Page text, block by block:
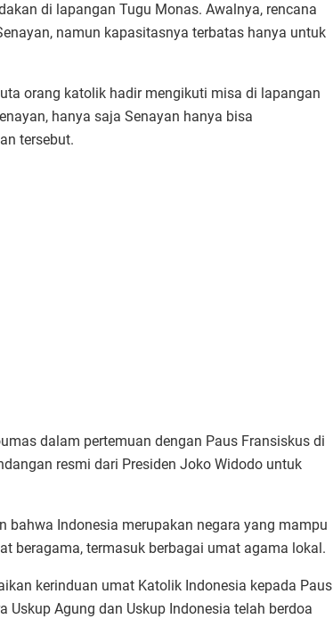
di lapangan Tugu Monas. Awalnya, rencana
namun kapasitasnya terbatas hanya untuk
orang katolik hadir mengikuti misa di lapangan
hanya saja Senayan hanya bisa
tersebut.
dalam pertemuan dengan Paus Fransiskus di
resmi dari Presiden Joko Widodo untuk
bahwa Indonesia merupakan negara yang mampu
beragama, termasuk berbagai umat agama lokal.
kerinduan umat Katolik Indonesia kepada Paus
Agung dan Uskup Indonesia telah berdoa